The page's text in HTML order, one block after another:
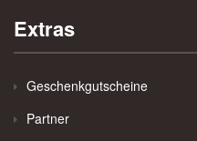
Extras
Geschenkgutscheine
Partner